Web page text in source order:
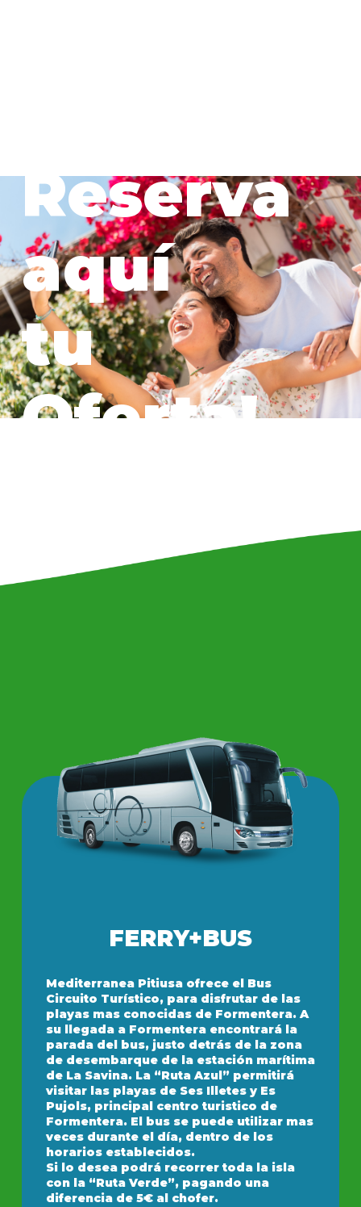
Reserva
aquí
tu
Oferta!
FERRY+BUS
Mediterranea Pitiusa ofrece el Bus
Circuito Turístico, para disfrutar de las
playas mas conocidas de Formentera. A
su llegada a Formentera encontrará la
parada del bus, justo detrás de la zona
de desembarque de la estación marítima
de La Savina. La “Ruta Azul” permitirá
visitar las playas de Ses Illetes y Es
Pujols, principal centro turistico de
Formentera. El bus se puede utilizar mas
veces durante el día, dentro de los
horarios establecidos.
Si lo desea podrá recorrer toda la isla
con la “Ruta Verde”, pagando una
diferencia de 5€ al chofer.